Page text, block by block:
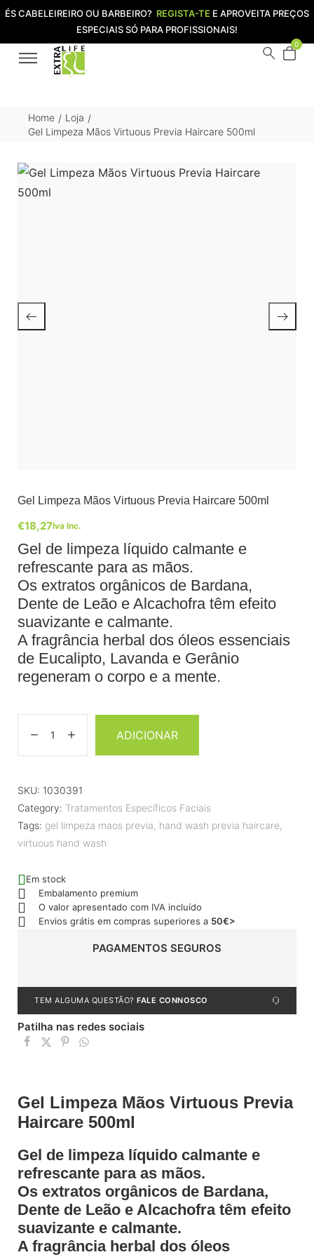
ÉS CABELEIREIRO OU BARBEIRO? REGISTA-TE E APROVEITA PREÇOS
ESPECIAIS SÓ PARA PROFISSIONAIS!
0
Home / Loja /
Gel Limpeza Mãos Virtuous Previa Haircare 500ml
Gel Limpeza Mãos Virtuous Previa Haircare 500ml
€18,27Iva Inc.
Gel de limpeza líquido calmante e
refrescante para as mãos.
Os extratos orgânicos de Bardana,
Dente de Leão e Alcachofra têm efeito
suavizante e calmante.
A fragrância herbal dos óleos essenciais
de Eucalipto, Lavanda e Gerânio
regeneram o corpo e a mente.
ADICIONAR
SKU: 1030391
Category: Tratamentos Específicos Faciais
Tags: gel limpeza maos previa, hand wash previa haircare,
virtuous hand wash
Em stock
Embalamento premium
O valor apresentado com IVA incluído
Envios grátis em compras superiores a 50€>
PAGAMENTOS SEGUROS
TEM ALGUMA QUESTÃO? FALE CONNOSCO
Patilha nas redes sociais
Gel Limpeza Mãos Virtuous Previa
Haircare 500ml
Gel de limpeza líquido calmante e
refrescante para as mãos.
Os extratos orgânicos de Bardana,
Dente de Leão e Alcachofra têm efeito
suavizante e calmante.
A fragrância herbal dos óleos